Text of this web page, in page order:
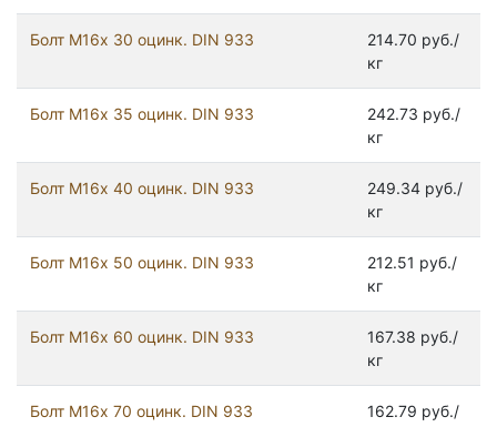
Болт М16х 30 оцинк. DIN 933
214.70 руб./
кг
Болт М16х 35 оцинк. DIN 933
242.73 руб./
кг
Болт М16х 40 оцинк. DIN 933
249.34 руб./
кг
Болт М16х 50 оцинк. DIN 933
212.51 руб./
кг
Болт М16х 60 оцинк. DIN 933
167.38 руб./
кг
Болт М16х 70 оцинк. DIN 933
162.79 руб./